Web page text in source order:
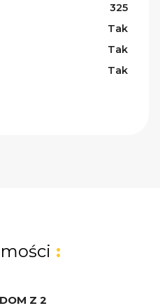
325
Tak
Tak
Tak
:
Z 2